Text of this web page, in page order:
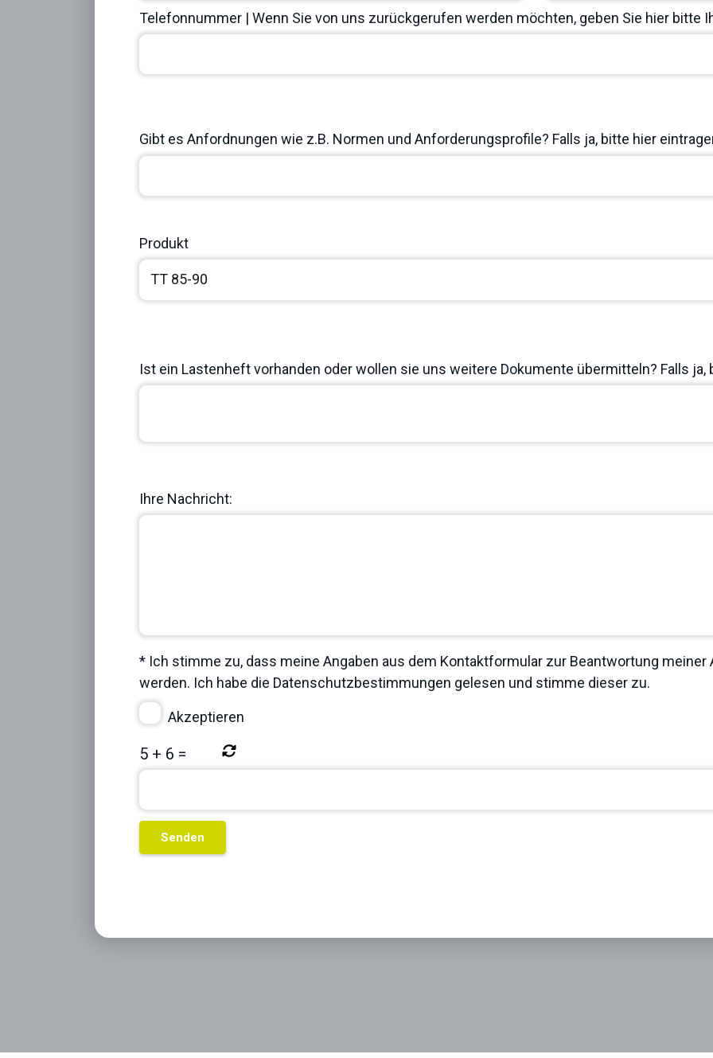
Telefonnummer | Wenn Sie von uns zurückgerufen werden möchten, geben Sie hier bitte
Gibt es Anfordnungen wie z.B. Normen und Anforderungsprofile? Falls ja, bitte hier
Produkt
Ist ein Lastenheft vorhanden oder wollen sie uns weitere Dokumente übermitteln? Falls ja,
Ihre Nachricht:
* Ich stimme zu, dass meine Angaben aus dem Kontaktformular zur Beantwortung meiner
werden. Ich habe die Datenschutzbestimmungen gelesen und stimme dieser zu.
Akzeptieren
5 + 6 =